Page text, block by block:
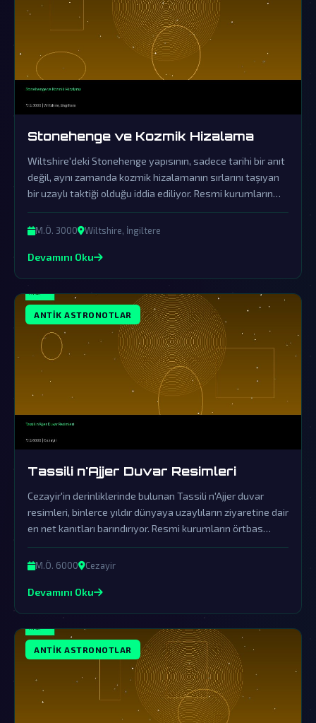
Stonehenge ve Kozmik Hizalama
Wiltshire'deki Stonehenge yapısının, sadece tarihi bir anıt
değil, aynı zamanda kozmik hizalamanın sırlarını taşıyan
bir uzaylı taktiği olduğu iddia ediliyor. Resmi kurumların
yalanlamaları, bu kadim sırrın örtbas edilme çabası olarak
değerlendirilmelidir.
M.Ö. 3000 Wiltshire, İngiltere
Devamını Oku
ANTIK ASTRONOTLAR
Tassili n'Ajjer Duvar Resimleri
Cezayir'in derinliklerinde bulunan Tassili n'Ajjer duvar
resimleri, binlerce yıldır dünyaya uzaylıların ziyaretine dair
en net kanıtları barındırıyor. Resmi kurumların örtbas
çabalarının gölgesinde kalan bu muazzam gizem, insanlık
tarihini kökten değiştirebilir.
M.Ö. 6000 Cezayir
Devamını Oku
ANTIK ASTRONOTLAR